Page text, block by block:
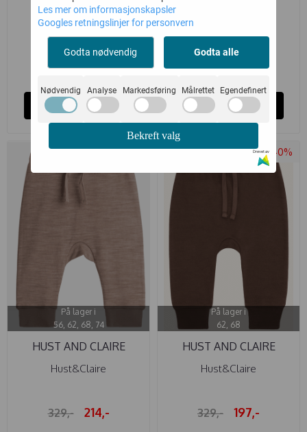
HUST AND CLAIRE
BUKSE ULL ...
Hust&Claire
329,- 214,-
Kjøp
329,- 214,-
Kjøp
-35%
På lager i
56, 62, 68, 74
HUST AND CLAIRE
BUKSE ...
Hust&Claire
329,- 214,-
-40%
På lager i
62, 68
HUST AND CLAIRE
BUKSE ...
Hust&Claire
329,- 197,-
Les mer om informasjonskapsler
Googles retningslinjer for personvern
Godta nødvendig Godta alle
Nødvendig Analyse Markedsføring Målrettet Egendefinert
Bekreft valg
Drevet av